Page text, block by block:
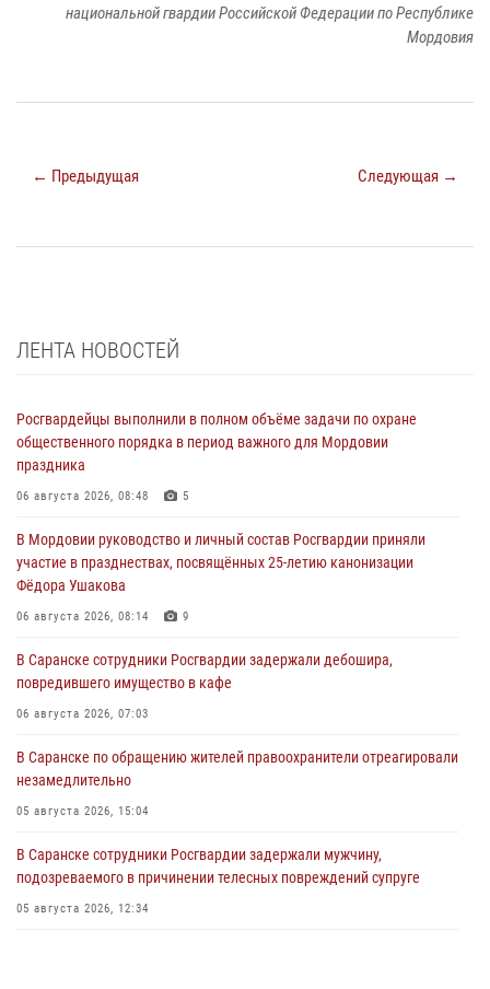
национальной гвардии Российской Федерации по Республике
Мордовия
← Предыдущая Следующая →
ЛЕНТА НОВОСТЕЙ
Росгвардейцы выполнили в полном объёме задачи по охране
общественного порядка в период важного для Мордовии
праздника
06 августа 2026, 08:48 5
В Мордовии руководство и личный состав Росгвардии приняли
участие в празднествах, посвящённых 25-летию канонизации
Фёдора Ушакова
06 августа 2026, 08:14 9
В Саранске сотрудники Росгвардии задержали дебошира,
повредившего имущество в кафе
06 августа 2026, 07:03
В Саранске по обращению жителей правоохранители отреагировали
незамедлительно
05 августа 2026, 15:04
В Саранске сотрудники Росгвардии задержали мужчину,
подозреваемого в причинении телесных повреждений супруге
05 августа 2026, 12:34